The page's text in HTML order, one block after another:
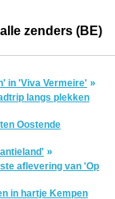
zenders (BE)
in 'Viva Vermeire'
langs plekken
Oostende
aflevering van 'Op
in hartje Kempen